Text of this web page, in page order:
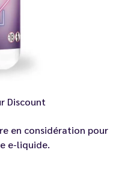
Discount
en considération pour
e-liquide.